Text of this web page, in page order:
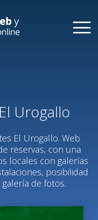
Urogallo
El Urogallo. Web
reservas, con una
locales con galerías
posibilidad
de fotos.